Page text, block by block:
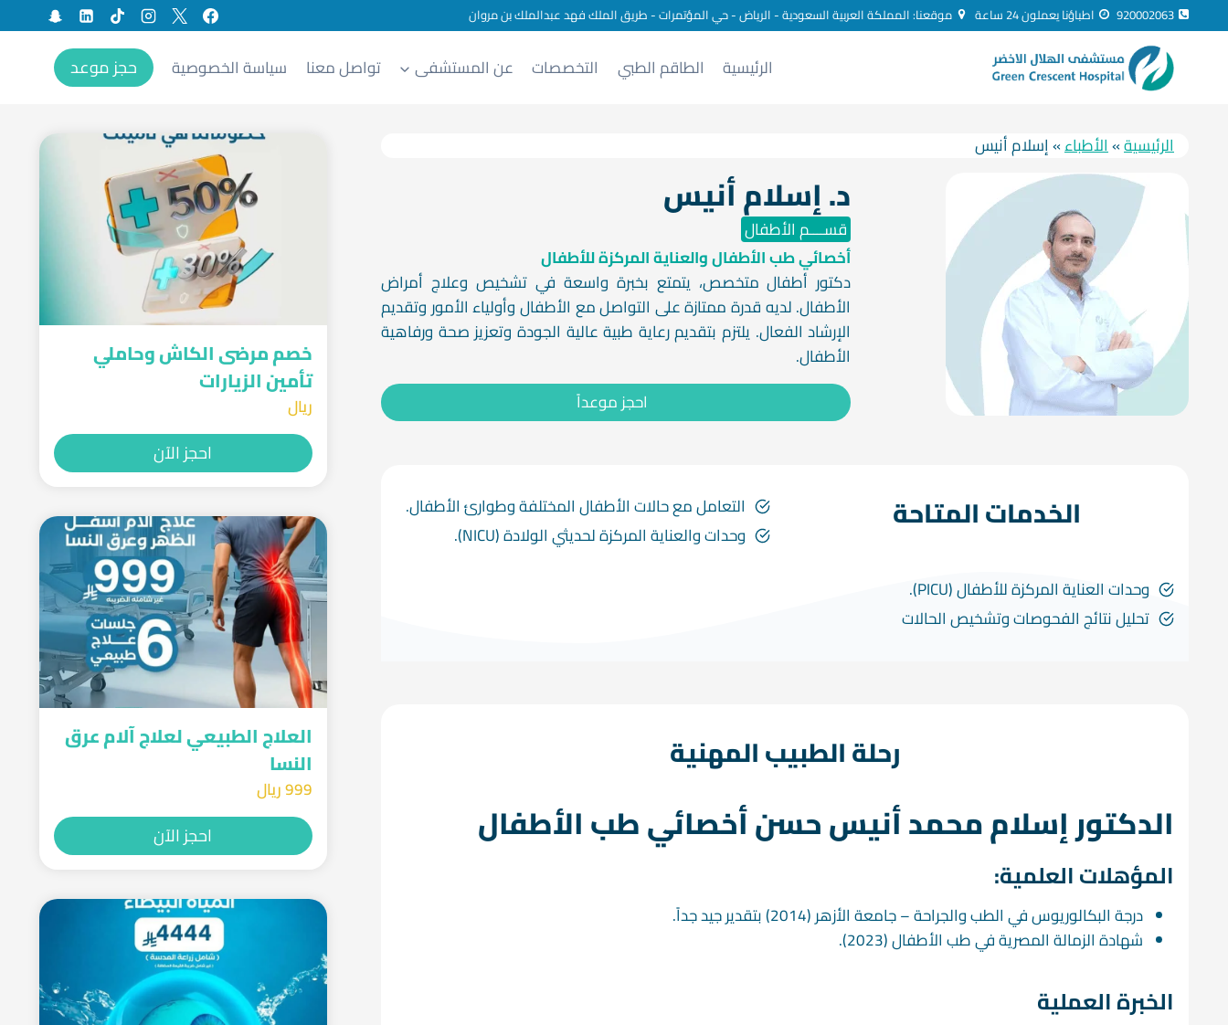
إلى
المحتوى
920002063 اطباؤنا يعملون 24 ساعة موقعنا: المملكة العربية السعودية - الرياض - حي المؤتمرات - طريق الملك فهد عبدالملك بن مروان
الرئيسية الطاقم الطبي التخصصات عن المستشفى تواصل معنا سياسة الخصوصية حجز موعد
الرئيسية»الأطباء»إسلام أنيس
د. إسلام أنيس
قســــم الأطفال
أخصائي طب الأطفال والعناية المركزة للأطفال
دكتور أطفال متخصص، يتمتع بخبرة واسعة في تشخيص وعلاج أمراض
الأطفال. لديه قدرة ممتازة على التواصل مع الأطفال وأولياء الأمور وتقديم
الإرشاد الفعال. يلتزم بتقديم رعاية طبية عالية الجودة وتعزيز صحة ورفاهية
الأطفال.
احجز موعداً
الخدمات المتاحة
التعامل مع حالات الأطفال المختلفة وطوارئ الأطفال.
وحدات والعناية المركزة لحديثي الولادة (NICU).
وحدات العناية المركزة للأطفال (PICU).
تحليل نتائج الفحوصات وتشخيص الحالات
رحلة الطبيب المهنية
الدكتور إسلام محمد أنيس حسن أخصائي طب الأطفال
المؤهلات العلمية:
درجة البكالوريوس في الطب والجراحة – جامعة الأزهر (2014) بتقدير جيد جداً
.
شهادة الزمالة المصرية في طب الأطفال (2023)
.
الخبرة العملية
خصم مرضى الكاش وحاملي
تأمين الزيارات
ريال
احجز الآن
العلاج الطبيعي لعلاج آلام عرق
النسا
999 ريال
احجز الآن